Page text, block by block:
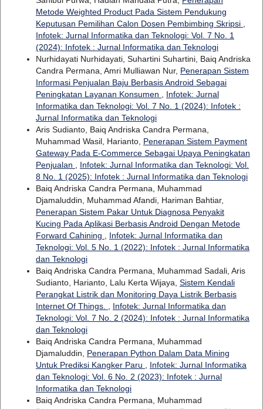
Metode Weighted Product Pada Sistem Pendukung
Keputusan Pemilihan Calon Dosen Pembimbing Skripsi
Infotek: Jurnal Informatika dan Teknologi: Vol. 7 No. 1
(2024): Infotek : Jurnal Informatika dan Teknologi
Nurhidayati Nurhidayati, Suhartini Suhartini, Baiq Andriska
Candra Permana, Amri Mulliawan Nur, Penerapan Sistem
Informasi Penjualan Baju Berbasis Android Sebagai
Peningkatan Layanan Konsumen
Infotek: Jurnal
Informatika dan Teknologi: Vol. 7 No. 1 (2024): Infotek :
Jurnal Informatika dan Teknologi
Aris Sudianto, Baiq Andriska Candra Permana,
Muhammad Wasil, Harianto, Penerapan Sistem Payment
Gateway Pada E-Commerce Sebagai Upaya Peningkatan
Penjualan
Infotek: Jurnal Informatika dan Teknologi: Vol.
8 No. 1 (2025): Infotek : Jurnal Informatika dan Teknologi
Baiq Andriska Candra Permana, Muhammad
Djamaluddin, Muhammad Afandi, Hariman Bahtiar,
Penerapan Sistem Pakar Untuk Diagnosa Penyakit
Kucing Pada Aplikasi Berbasis Android Dengan Metode
Forward Cahining
Infotek: Jurnal Informatika dan
Teknologi: Vol. 5 No. 1 (2022): Infotek : Jurnal Informatika
dan Teknologi
Baiq Andriska Candra Permana, Muhammad Sadali, Aris
Sudianto, Harianto, Lalu Kerta Wijaya, Sistem Kendali
Perangkat Listrik dan Monitoring Daya Listrik Berbasis
Internet Of Things.
Infotek: Jurnal Informatika dan
Teknologi: Vol. 7 No. 2 (2024): Infotek : Jurnal Informatika
dan Teknologi
Baiq Andriska Candra Permana, Muhammad
Djamaluddin, Penerapan Python Dalam Data Mining
Untuk Prediksi Kangker Paru
Infotek: Jurnal Informatika
dan Teknologi: Vol. 6 No. 2 (2023): Infotek : Jurnal
Informatika dan Teknologi
Baiq Andriska Candra Permana, Muhammad